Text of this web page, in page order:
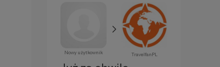
Nowy użytkownik TravelfanPL